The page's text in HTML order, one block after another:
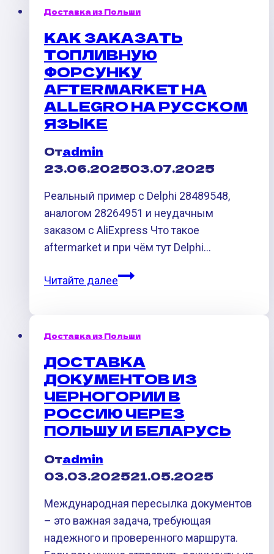
случилось
на
границе
Польша
—
Беларусь
скажется
на
сроках
Доставка из Польши
КАК ЗАКАЗАТЬ
ТОПЛИВНУЮ
ФОРСУНКУ
AFTERMARKET НА
ALLEGRO НА РУССКОМ
ЯЗЫКЕ
Отadmin
23.06.202503.07.2025
Реальный пример с Delphi 28489548,
аналогом 28264951 и неудачным
заказом с AliExpress Что такое
aftermarket и при чём тут Delphi…
Читайте далееКак
aftermarket
на
Allegro
на
русском
языке
Доставка из Польши
ДОСТАВКА
ДОКУМЕНТОВ ИЗ
ЧЕРНОГОРИИ В
РОССИЮ ЧЕРЕЗ
ПОЛЬШУ И БЕЛАРУСЬ
Отadmin
03.03.202521.05.2025
Международная пересылка документов
– это важная задача, требующая
надежного и проверенного маршрута.